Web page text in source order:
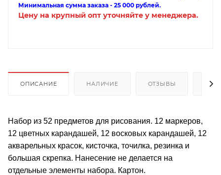
Минимальная сумма заказа - 25 000 рублей.
Цену на крупный опт уточняйте у менеджера.
ОПИСАНИЕ НАЛИЧИЕ ОТЗЫВЫ
Набор из 52 предметов для рисования. 12 маркеров,
12 цветных карандашей, 12 восковых карандашей, 12
акварельных красок, кисточка, точилка, резинка и
большая скрепка. Нанесение не делается на
отдельные элементы набора. Картон.